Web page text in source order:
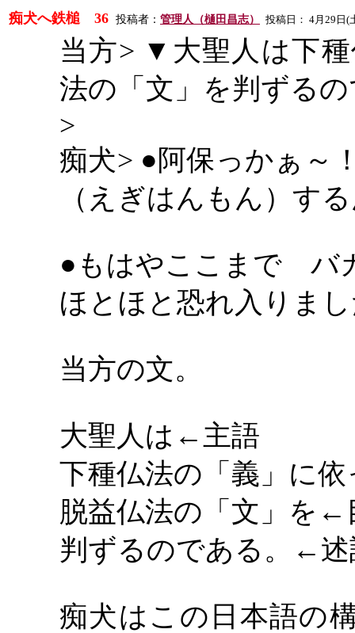
痴犬へ鉄槌 36 投稿者： 管理人（樋田昌志） 投稿日： 4月 29 日 (
当方> ▼大聖人は下
法の「文」を判ずる
>
痴犬> ●阿保っかぁ～
（えぎはんもん）す
●もはやここまで
ほとほと恐れ入りま
当方の文。
大聖人は ←主語
下種仏法の「義」に依
脱益仏法の「文」を ←
判ずるのである。
←述
痴犬はこの日本語の